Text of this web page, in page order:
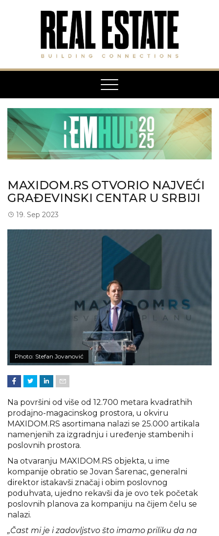
Toggle
navigation
MAXIDOM.RS OTVORIO NAJVEĆI
GRAĐEVINSKI CENTAR U SRBIJI
19. Sep 2023
Photo: Stefan Jovanović
Na površini od više od 12.700 metara kvadrathih
prodajno-magacinskog prostora, u okviru
MAXIDOM.RS asortimana nalazi se 25.000 artikala
namenjenih za izgradnju i uređenje stambenih i
poslovnih prostora.
Na otvaranju MAXIDOM.RS objekta, u ime
kompanije obratio se Jovan Šarenac, generalni
direktor istakavši značaj i obim poslovnog
poduhvata, ujedno rekavši da je ovo tek početak
poslovnih planova za kompaniju na čijem čelu se
nalazi.
„Čast mi je i zadovljstvo što imamo priliku da na